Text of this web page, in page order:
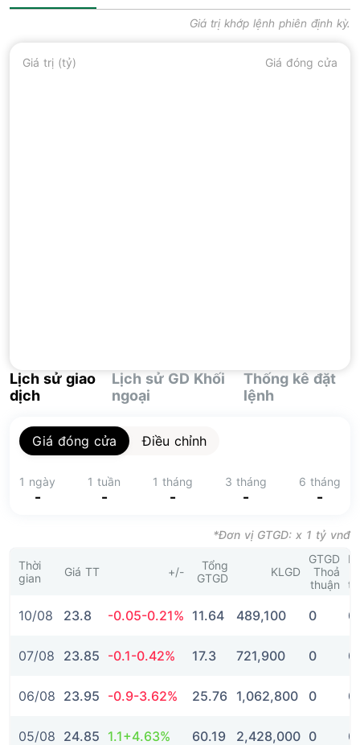
Giá trị khớp lệnh phiên định kỳ.
Giá trị (tỷ) Giá đóng cửa
Lịch sử giao
dịch
Lịch sử GD Khối
ngoại
Thống kê đặt
lệnh
Giá đóng cửa Điều chỉnh
1 ngày
-
1 tuần
-
1 tháng
-
3 tháng
-
6 tháng
-
*Đơn vị GTGD: x 1 tỷ vnđ
Thời
gian
Giá TT +/-
Tổng
GTGD
KLGD
GTGD
Thoả
thuận
10/08 23.8 -0.05-0.21% 11.64 489,100 0 0
07/08 23.85 -0.1-0.42% 17.3 721,900 0 0
06/08 23.95 -0.9-3.62% 25.76 1,062,800 0 0
05/08 24.85 1.1+4.63% 60.19 2,428,000 0 0